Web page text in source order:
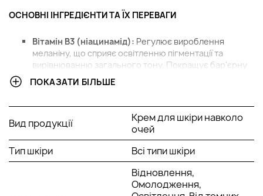
ОСНОВНІ ІНГРЕДІЄНТИ ТА ЇХ ПЕРЕВАГИ
Вітамін B3 (ніацинамід): Регулює вироблення
меланіну, що сприяє освітленню пігментації та
вирівнюванню загального тону. Покращує бар'єрну
функцію, захищаючи від ультрафіолетових променів
та негативних факторів навколишнього середовища.
більш гладкою та пружною. Відрізняється високою
переносимістю та підходить для чутливих типів.
Біоінженерний омолоджуючий комплекс
Протеїновий комплекс рослинного походження,
спрямований на стимуляцію оновлення тканин.
Зміцнює структуру, відновлює тонус та повертає
природний здоровий вигляд. Працює як активатор
внутрішніх процесів, уповільнюючи ознаки вікових
ПОКАЗАТИ БІЛЬШЕ
Вид продукції
Крем для шкіри навколо
очей
Тип шкіри
Всі типи шкіри
Відновлення,
Омолодження,